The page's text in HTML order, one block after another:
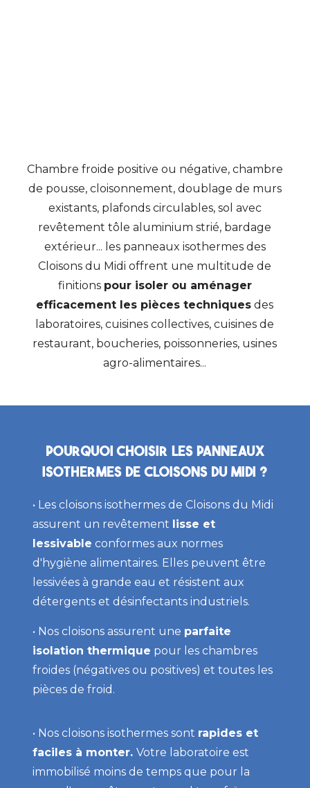
Chambre froide positive ou négative, chambre
de pousse, cloisonnement, doublage de murs
existants, plafonds circulables, sol avec
revêtement tôle aluminium strié, bardage
extérieur... les panneaux isothermes des
Cloisons du Midi offrent une multitude de
finitions pour isoler ou aménager
efficacement les pièces techniques des
laboratoires, cuisines collectives, cuisines de
restaurant, boucheries, poissonneries, usines
agro-alimentaires...
Pourquoi choisir les panneaux
isothermes de Cloisons du Midi ?
• Les cloisons isothermes de Cloisons du Midi
assurent un revêtement lisse et
lessivable conformes aux normes
d'hygiène alimentaires. Elles peuvent être
lessivées à grande eau et résistent aux
détergents et désinfectants industriels.
• Nos cloisons assurent une parfaite
isolation thermique pour les chambres
froides (négatives ou positives) et toutes les
pièces de froid.
• Nos cloisons isothermes sont rapides et
faciles à monter.Votre laboratoire est
immobilisé moins de temps que pour la